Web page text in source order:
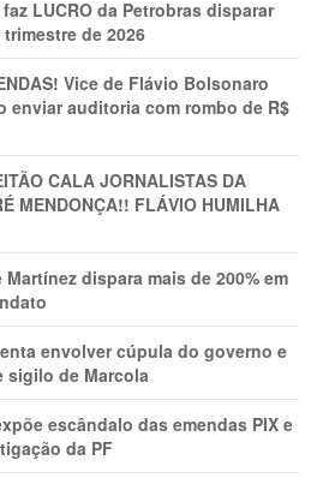
LUCRO da Petrobras disparar
de 2026
Vice de Flávio Bolsonaro
enviar auditoria com rombo de R$
CALA JORNALISTAS DA
MENDONÇA!! FLÁVIO HUMILHA
dispara mais de 200% em
envolver cúpula do governo e
sigilo de Marcola
escândalo das emendas PIX e
da PF